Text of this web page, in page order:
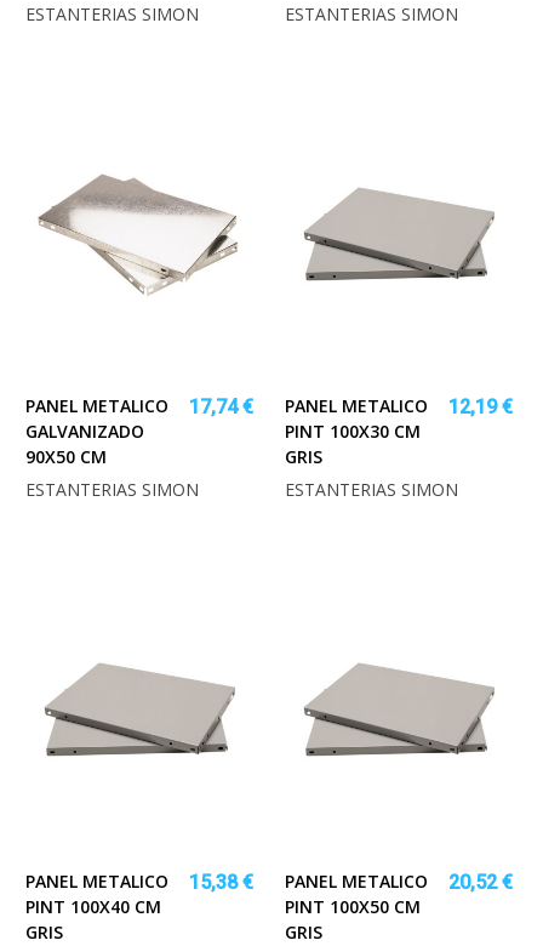
ESTANTERIAS SIMON ESTANTERIAS SIMON
PANEL METALICO
GALVANIZADO
90X50 CM
17,74 €
ESTANTERIAS SIMON
PANEL METALICO
PINT 100X30 CM
GRIS
12,19 €
ESTANTERIAS SIMON
PANEL METALICO
PINT 100X40 CM
GRIS
15,38 €
PANEL METALICO
PINT 100X50 CM
GRIS
20,52 €